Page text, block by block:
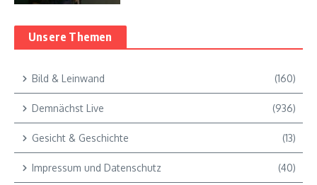
Unsere Themen
Bild & Leinwand (160)
Demnächst Live (936)
Gesicht & Geschichte (13)
Impressum und Datenschutz (40)